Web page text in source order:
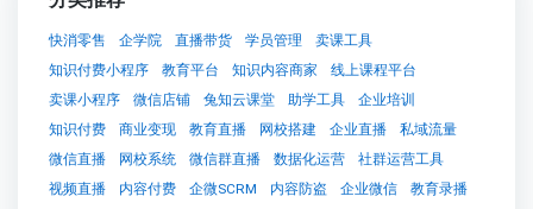
快消零售 企学院 直播带货 学员管理
卖课工具
知识付费小程序
教育平台 知识内容商家
线上课程平台
卖课小程序
微信店铺 兔知云课堂 助学工具
企业培训
知识付费
商业变现 教育直播 网校搭建 企业直播
私域流量
微信直播
网校系统 微信群直播 数据化运营
社群运营工具
视频直播
内容付费 企微SCRM 内容防盗 企业微信
教育录播